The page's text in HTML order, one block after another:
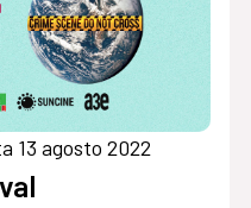
13 agosto 2022